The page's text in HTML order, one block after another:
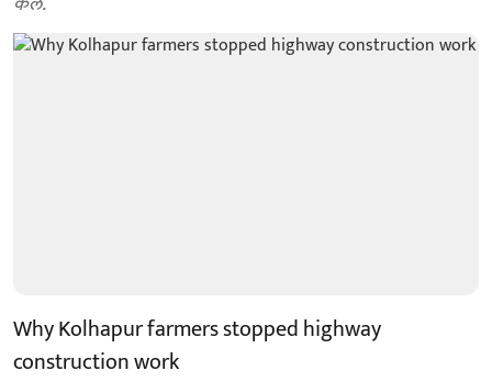
Why Kolhapur farmers stopped highway
construction work